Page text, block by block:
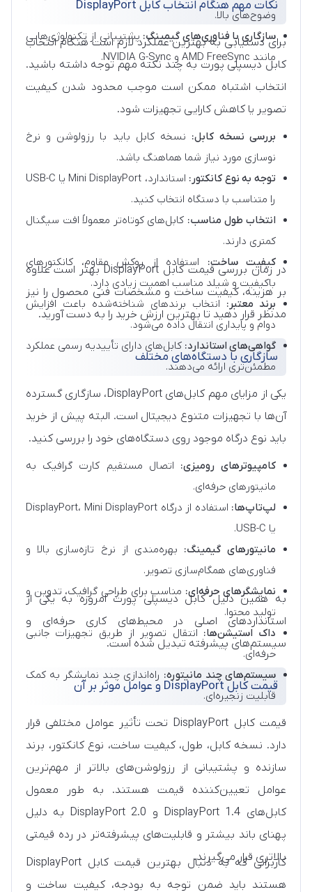
وضوح‌های بالا.
سازگاری با فناوری‌های گیمینگ: پشتیبانی از تکنولوژی‌هایی
مانند AMD FreeSync و NVIDIA G-Sync.
نکات مهم هنگام انتخاب کابل DisplayPort
برای دستیابی به بهترین عملکرد لازم است هنگام انتخاب
کابل دیسپلی پورت به چند نکته مهم توجه داشته باشید.
انتخاب اشتباه ممکن است موجب محدود شدن کیفیت
تصویر یا کاهش کارایی تجهیزات شود.
بررسی نسخه کابل: نسخه کابل باید با رزولوشن و نرخ
نوسازی مورد نیاز شما هماهنگ باشد.
توجه به نوع کانکتور:
استاندارد، Mini DisplayPort یا USB-C
را متناسب با دستگاه انتخاب کنید.
انتخاب طول مناسب: کابل‌های کوتاه‌تر معمولاً افت سیگنال
کمتری دارند.
کیفیت ساخت: استفاده از روکش مقاوم، کانکتورهای
باکیفیت و شیلد مناسب اهمیت زیادی دارد.
برند معتبر: انتخاب برندهای شناخته‌شده باعث افزایش
دوام و پایداری انتقال داده می‌شود.
گواهی‌های استاندارد: کابل‌های دارای تأییدیه رسمی عملکرد
مطمئن‌تری ارائه می‌دهند.
در زمان بررسی قیمت کابل DisplayPort بهتر است علاوه
بر هزینه، کیفیت ساخت و مشخصات فنی محصول را نیز
مدنظر قرار دهید تا بهترین ارزش خرید را به دست آورید.
سازگاری با دستگاه‌های مختلف
یکی از مزایای مهم کابل‌های DisplayPort، سازگاری گسترده
آن‌ها با تجهیزات متنوع دیجیتال است. البته پیش از خرید
باید نوع درگاه موجود روی دستگاه‌های خود را بررسی کنید.
کامپیوترهای رومیزی: اتصال مستقیم کارت گرافیک به
مانیتورهای حرفه‌ای.
لپ‌تاپ‌ها:
استفاده از درگاه DisplayPort، Mini DisplayPort
یا USB-C.
مانیتورهای گیمینگ: بهره‌مندی از نرخ تازه‌سازی بالا و
فناوری‌های همگام‌سازی تصویر.
نمایشگرهای حرفه‌ای: مناسب برای طراحی گرافیک، تدوین و
تولید محتوا.
داک استیشن‌ها: انتقال تصویر از طریق تجهیزات جانبی
حرفه‌ای.
سیستم‌های چند مانیتوره: راه‌اندازی چند نمایشگر به کمک
قابلیت زنجیره‌ای.
به همین دلیل کابل دیسپلی پورت امروزه به یکی از
استانداردهای اصلی در محیط‌های کاری حرفه‌ای و
سیستم‌های پیشرفته تبدیل شده است.
قیمت کابل DisplayPort و عوامل موثر بر آن
قیمت کابل DisplayPort تحت تأثیر عوامل مختلفی قرار
دارد. نسخه کابل، طول، کیفیت ساخت، نوع کانکتور، برند
سازنده و پشتیبانی از رزولوشن‌های بالاتر از مهم‌ترین
عوامل تعیین‌کننده قیمت هستند. به طور معمول
کابل‌های DisplayPort 1.4 و DisplayPort 2.0 به دلیل
پهنای باند بیشتر و قابلیت‌های پیشرفته‌تر در رده قیمتی
بالاتری قرار می‌گیرند.
کاربرانی که به دنبال بهترین قیمت کابل DisplayPort
هستند باید ضمن توجه به بودجه، کیفیت ساخت و